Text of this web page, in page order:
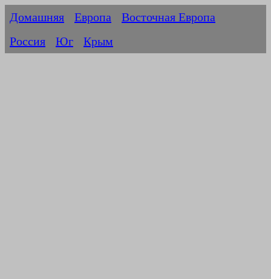
Домашняя Европа
Восточная Европа
Россия
Юг Крым